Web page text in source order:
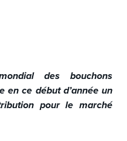
des bouchons
en ce début d’année un
pour le marché